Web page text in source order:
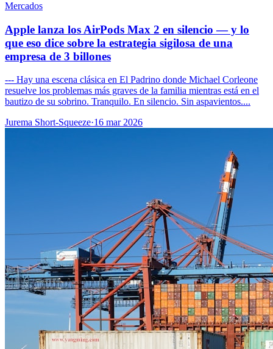
Mercados
Apple lanza los AirPods Max 2 en silencio — y lo
que eso dice sobre la estrategia sigilosa de una
empresa de 3 billones
--- Hay una escena clásica en El Padrino donde Michael Corleone
resuelve los problemas más graves de la familia mientras está en el
bautizo de su sobrino. Tranquilo. En silencio. Sin aspavientos....
Jurema Short-Squeeze·16 mar 2026